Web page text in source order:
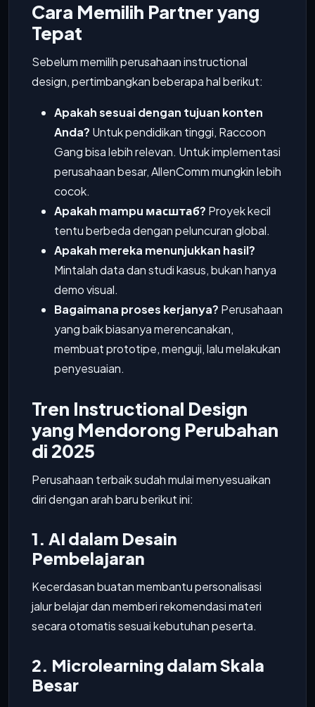
Cara Memilih Partner yang
Tepat
Sebelum memilih perusahaan instructional
design, pertimbangkan beberapa hal berikut:
Apakah sesuai dengan tujuan konten
Anda? Untuk pendidikan tinggi, Raccoon
Gang bisa lebih relevan. Untuk implementasi
perusahaan besar, AllenComm mungkin lebih
cocok.
Apakah mampu масштаб? Proyek kecil
tentu berbeda dengan peluncuran global.
Apakah mereka menunjukkan hasil?
Mintalah data dan studi kasus, bukan hanya
demo visual.
Bagaimana proses kerjanya? Perusahaan
yang baik biasanya merencanakan,
membuat prototipe, menguji, lalu melakukan
penyesuaian.
Tren Instructional Design
yang Mendorong Perubahan
di 2025
Perusahaan terbaik sudah mulai menyesuaikan
diri dengan arah baru berikut ini:
1. AI dalam Desain
Pembelajaran
Kecerdasan buatan membantu personalisasi
jalur belajar dan memberi rekomendasi materi
secara otomatis sesuai kebutuhan peserta.
2. Microlearning dalam Skala
Besar